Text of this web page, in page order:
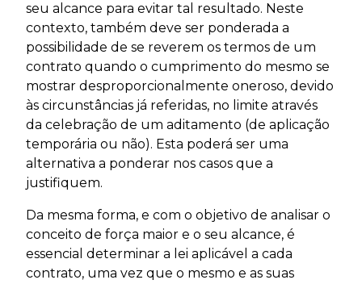
seu alcance para evitar tal resultado. Neste
contexto, também deve ser ponderada a
possibilidade de se reverem os termos de um
contrato quando o cumprimento do mesmo se
mostrar desproporcionalmente oneroso, devido
às circunstâncias já referidas, no limite através
da celebração de um aditamento (de aplicação
temporária ou não). Esta poderá ser uma
alternativa a ponderar nos casos que a
justifiquem.
Da mesma forma, e com o objetivo de analisar o
conceito de força maior e o seu alcance, é
essencial determinar a lei aplicável a cada
contrato, uma vez que o mesmo e as suas